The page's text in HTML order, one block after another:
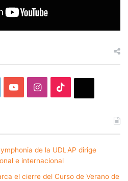
YouTubeInstagram
de la UDLAP dirige
e internacional
el cierre del Curso de Verano de